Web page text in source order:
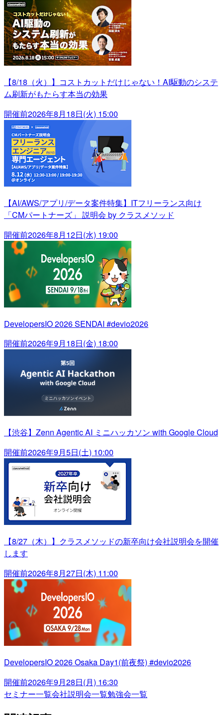
【8/18（火）】コストカットだけじゃない！AI駆動のシステ
ム刷新がもたらす本当の効果
開催前2026年8月18日(火) 15:00
【AI/AWS/アプリ/データ案件特集】ITフリーランス向け
「CMパートナーズ」 説明会 by クラスメソッド
開催前2026年8月12日(水) 19:00
DevelopersIO 2026 SENDAI #devio2026
開催前2026年9月18日(金) 18:00
【渋谷】Zenn Agentic AI ミニハッカソン with Google Cloud
開催前2026年9月5日(土) 10:00
【8/27（木）】クラスメソッドの新卒向け会社説明会を開催
します
開催前2026年8月27日(木) 11:00
DevelopersIO 2026 Osaka Day1(前夜祭) #devio2026
開催前2026年9月28日(月) 16:30
セミナー一覧会社説明会一覧勉強会一覧